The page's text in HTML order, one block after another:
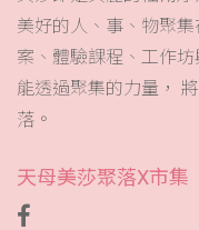
美好的人、事、物聚
案、體驗課程、工作
能透過聚集的力量，
落。
天母美莎聚落X市集